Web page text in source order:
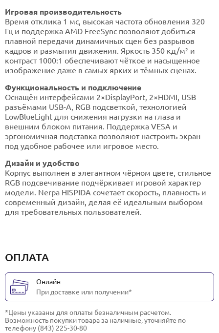
Игровая производительность
Время отклика 1 мс, высокая частота обновления 320
Гц и поддержка AMD FreeSync позволяют добиться
плавной передачи динамичных сцен без разрывов
кадров и размытия движения. Яркость 350 кд/м² и
контраст 1000:1 обеспечивают чёткое и насыщенное
изображение даже в самых ярких и тёмных сценах.
Функциональность и подключение
Оснащён интерфейсами 2×DisplayPort, 2×HDMI, USB
разъёмами USB-A, RGB подсветкой, технологией
LowBlueLight для снижения нагрузки на глаза и
внешним блоком питания. Поддержка VESA и
эргономичная подставка позволяют настроить экран
под удобное рабочее или игровое место.
Дизайн и удобство
Корпус выполнен в элегантном чёрном цвете, стильное
RGB подсвечивание подчёркивает игровой характер
модели. Nerpa HISPIDA сочетает скорость, плавность и
современный дизайн, делая её идеальным выбором
для требовательных пользователей.
ОПЛАТА
Онлайн
При доставке или получении*
*Цены указаны для оплаты безналичным расчетом.
Возможность покупки товара за наличные, уточняйте по
телефону (843) 225-30-80